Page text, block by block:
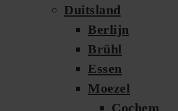
Duitsland
Berlijn
Brühl
Essen
Moezel
Cochem